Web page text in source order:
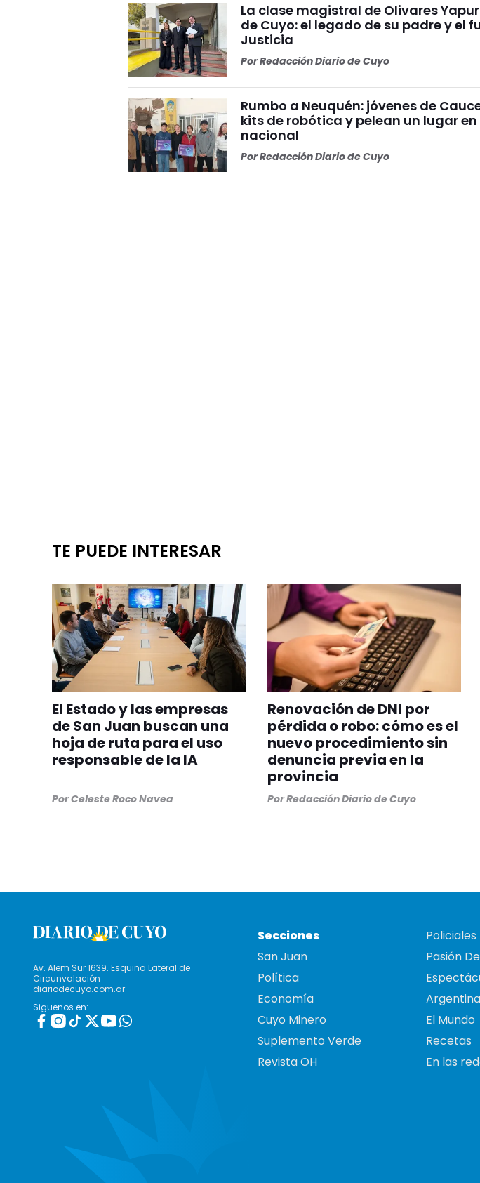
La clase magistral de Olivares
de Cuyo: el legado de su padre y el
Justicia
PorRedacción Diario de Cuyo
Rumbo a Neuquén: jóvenes de
kits de robótica y pelean un lugar
nacional
PorRedacción Diario de Cuyo
TE PUEDE INTERESAR
El Estado y las empresas
de San Juan buscan una
hoja de ruta para el uso
responsable de la IA
PorCeleste Roco Navea
Renovación de DNI por
pérdida o robo: cómo es el
nuevo procedimiento sin
denuncia previa en la
provincia
PorRedacción Diario de Cuyo
Av. Alem Sur 1639. Esquina Lateral de
Circunvalación
diariodecuyo.com.ar
Siguenos en:
Secciones
San Juan
Política
Economía
Cuyo Minero
Suplemento Verde
Revista OH
Policiales
Pasión
Argentina
El Mundo
Recetas
En las